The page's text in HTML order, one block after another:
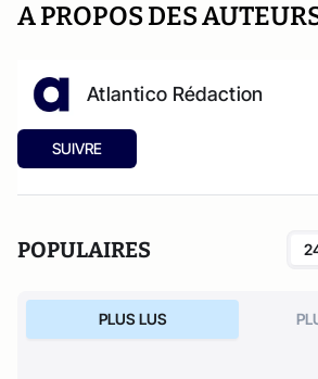
A PROPOS DES
Atlantico Rédaction
SUIVRE
POPULAIRES
PLUS LUS